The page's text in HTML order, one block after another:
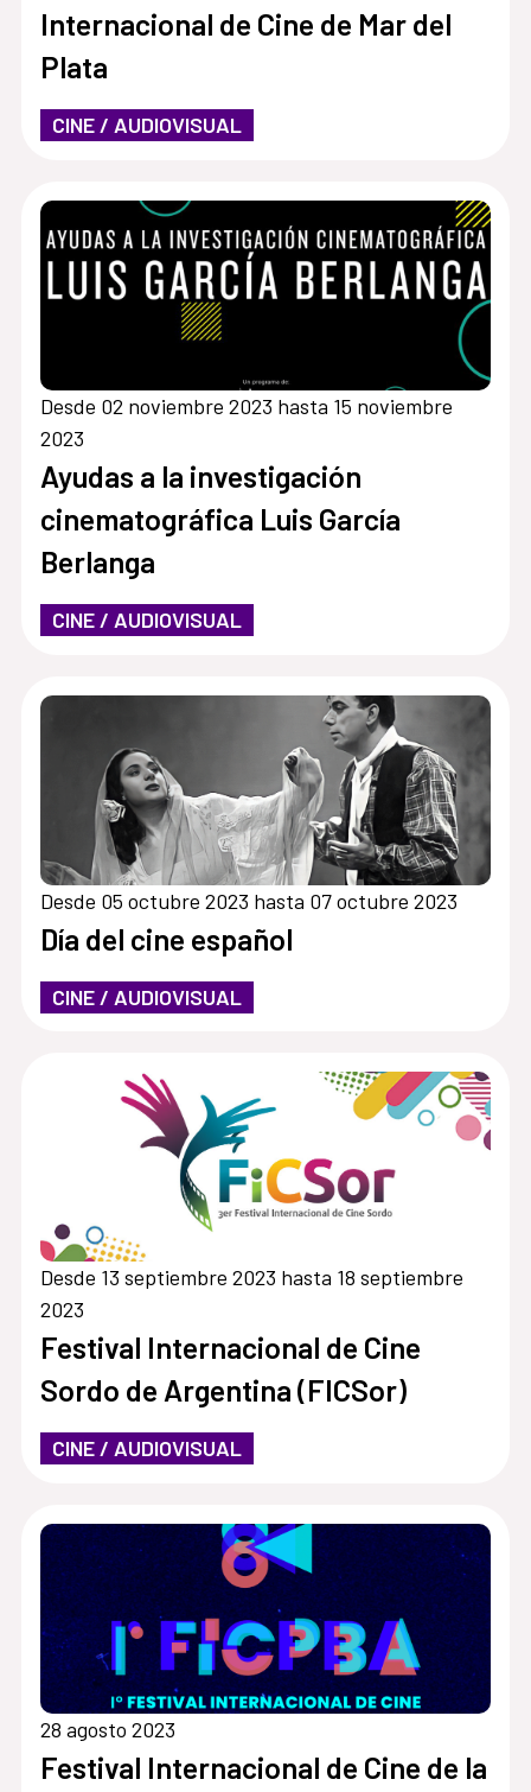
Internacional de Cine de Mar del
Plata
CINE / AUDIOVISUAL
Desde 02 noviembre 2023 hasta 15 noviembre
2023
Ayudas a la investigación
cinematográfica Luis García
Berlanga
CINE / AUDIOVISUAL
Desde 05 octubre 2023 hasta 07 octubre 2023
Día del cine español
CINE / AUDIOVISUAL
Desde 13 septiembre 2023 hasta 18 septiembre
2023
Festival Internacional de Cine
Sordo de Argentina (FICSor)
CINE / AUDIOVISUAL
28 agosto 2023
Festival Internacional de Cine de la